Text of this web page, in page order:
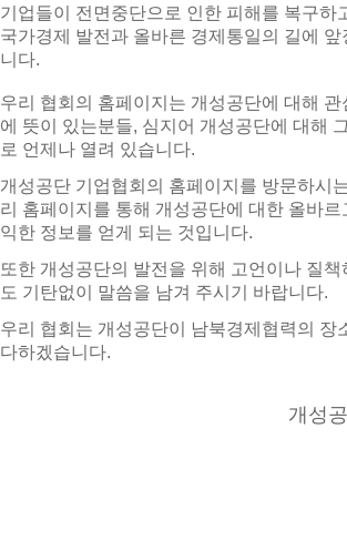
기업들이 전면중단으로 인한 피해를 복구
국가경제 발전과 올바른 경제통일의 길에
니다.
우리 협회의 홈페이지는 개성공단에 대해
에 뜻이 있는분들, 심지어 개성공단에 대해
로 언제나 열려 있습니다.
개성공단 기업협회의 홈페이지를 방문하시
리 홈페이지를 통해 개성공단에 대한 올바
익한 정보를 얻게 되는 것입니다.
또한 개성공단의 발전을 위해 고언이나 질
도 기탄없이 말씀을 남겨 주시기 바랍니다.
우리 협회는 개성공단이 남북경제협력의
다하겠습니다.
개성공단기업협